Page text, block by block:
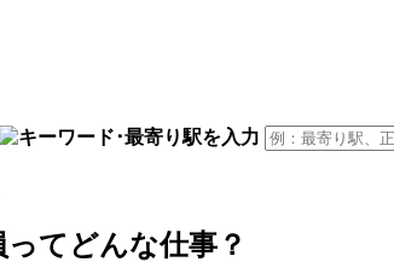
てどんな仕事？